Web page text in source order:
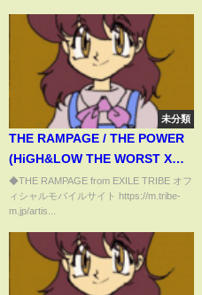
未分類
THE RAMPAGE / THE POWER
(HiGH&LOW THE WORST X
PREMIUM LIVE SHOW)
◆THE RAMPAGE from EXILE TRIBE オフ
ィシャルモバイルサイト https://m.tribe-
m.jp/artis...